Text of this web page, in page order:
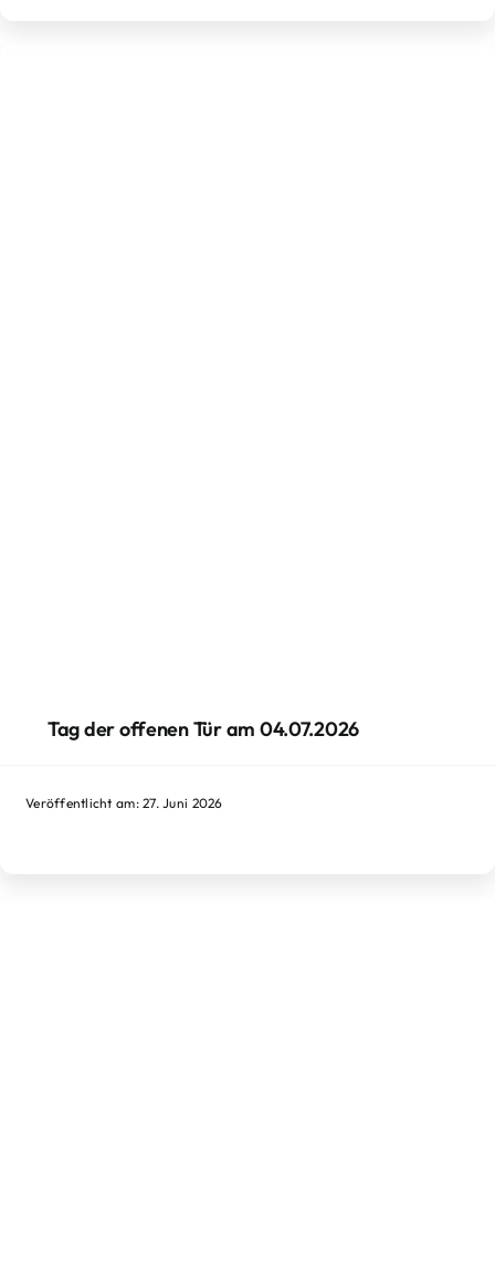
Tag der offenen Tür am 04.07.2026
Veröffentlicht am: 27. Juni 2026